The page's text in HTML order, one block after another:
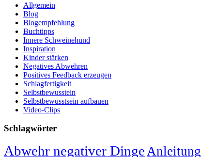
Allgemein
Blog
Blogempfehlung
Buchtipps
Innere Schweinehund
Inspiration
Kinder stärken
Negatives Abwehren
Positives Feedback erzeugen
Schlagfertigkeit
Selbstbewusstein
Selbstbewusstsein aufbauen
Video-Clips
Schlagwörter
Abwehr negativer DingeAnleitung